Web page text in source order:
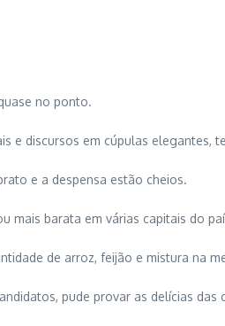
no ponto.
discursos em cúpulas elegantes,
e a despensa estão cheios.
mais barata em várias capitais do
de arroz, feijão e mistura na
pude provar as delícias